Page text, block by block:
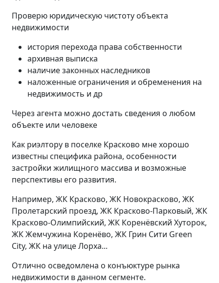
Проверю юридическую чистоту объекта
недвижимости
история перехода права собственности
архивная выписка
наличие законных наследников
наложенные ограничения и обременения на
недвижимость и др
Через агента можно достать сведения о любом
объекте или человеке
Как риэлтору в поселке Красково мне хорошо
известны специфика района, особенности
застройки жилищного массива и возможные
перспективы его развития.
Например, ЖК Красково, ЖК Новокрасково, ЖК
Пролетарский проезд, ЖК Красково-Парковый, ЖК
Красково-Олимпийский, ЖК Коренёвский Хуторок,
ЖК Жемчужина Коренёво, ЖК Грин Сити Green
City, ЖК на улице Лорха...
Отлично осведомлена о конъюктуре рынка
недвижимости в данном сегменте.